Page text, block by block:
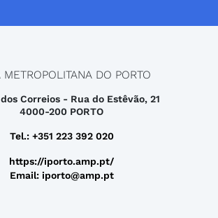
METROPOLITANA DO PORTO
Correios - Rua do Estêvão, 21
4000-200 PORTO
Tel.: +351 223 392 020
https://iporto.amp.pt/
Email: iporto@amp.pt